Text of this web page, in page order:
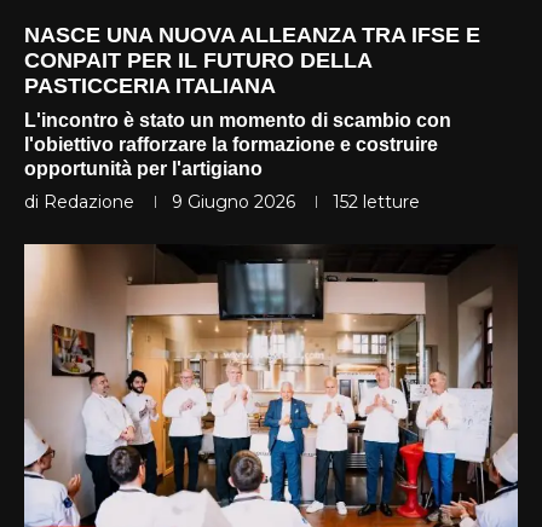
NASCE UNA NUOVA ALLEANZA TRA IFSE E
CONPAIT PER IL FUTURO DELLA
PASTICCERIA ITALIANA
L'incontro è stato un momento di scambio con
l'obiettivo rafforzare la formazione e costruire
opportunità per l'artigiano
di Redazione 9 Giugno 2026 152 letture